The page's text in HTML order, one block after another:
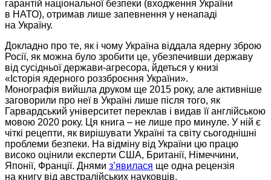
гарантій національної безпеки (входження України
в НАТО), отримав лише запевнення у ненападі
на Україну.
Докладно про те, як і чому Україна віддала ядерну зброю
Росії, як можна було зробити це, убезпечивши державу
від сусідньої держави-агресора, йдеться у книзі
«Історія ядерного роззброєння України».
Монографія вийшла друком ще 2015 року, але активніше
заговорили про неї в Україні лише після того, як
Гарвардський університет переклав і видав її англійською
мовою 2020 року. Ця книга – не лише про минуле. У ній є
чіткі рецепти, як вирішувати Україні та світу сьогоднішні
проблеми безпеки. На відміну від України цю працю
високо оцінили експерти США, Британії, Німеччини,
Японії, Франції. Днями з’явилася ще одна рецензія
на книгу від австралійських науковців.